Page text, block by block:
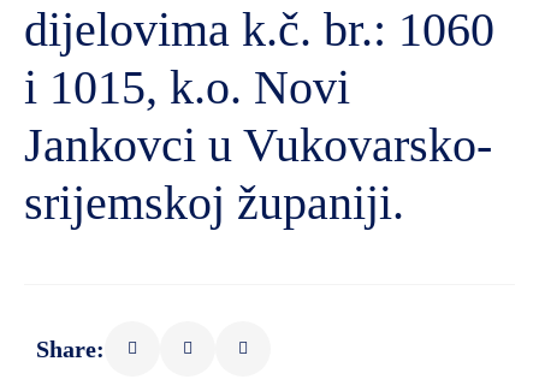
dijelovima k.č. br.: 1060
i 1015, k.o. Novi
Jankovci u Vukovarsko-
srijemskoj županiji.
Share: